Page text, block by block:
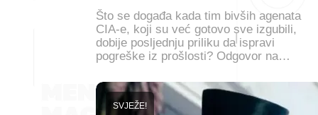
Što se događa kada tim bivših agenata
CIA-e, koji su već gotovo sve izgubili,
dobije posljednju priliku da ispravi
pogreške iz prošlosti? Odgovor na…
SVJEŽE!